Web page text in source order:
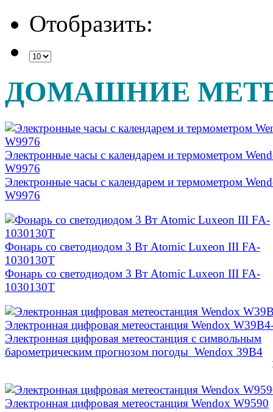
Отобразить:
ДОМАШНИЕ
Электронные часы с календарем и термометром
W9976
Электронные часы с календарем и термометром
W9976
Фонарь со светодиодом 3 Вт Atomic Luxeon III FA-
1030130T
Фонарь со светодиодом 3 Вт Atomic Luxeon III FA-
1030130T
Электронная цифровая метеостанция Wendox
Электронная цифровая метеостанция с символьным
барометрическим прогнозом погоды Wendox 39B4
Электронная цифровая метеостанция Wendox W9590